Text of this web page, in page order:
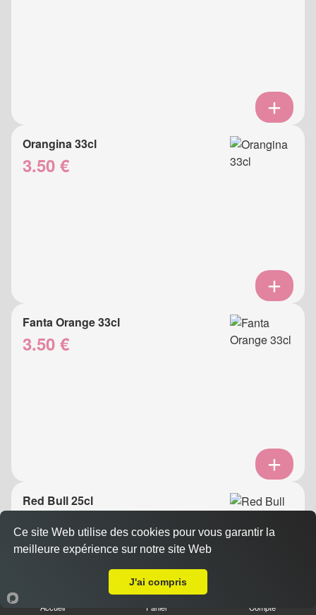
Orangina 33cl
3.50 €
Fanta Orange 33cl
3.50 €
Red Bull 25cl
4.50 €
Accueil Panier Compte
Ce site Web utilise des cookies pour vous garantir la
meilleure expérience sur notre site Web
J'ai compris